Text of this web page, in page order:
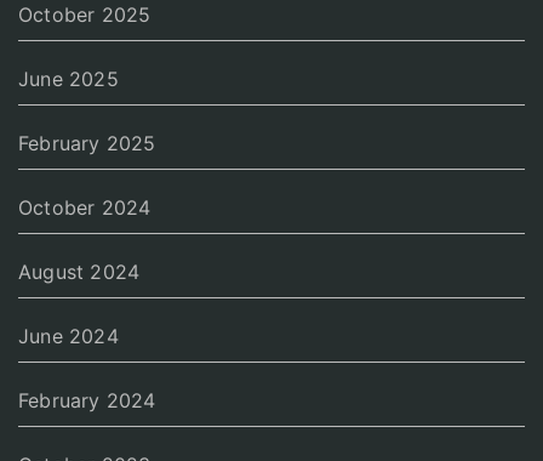
October 2025
June 2025
February 2025
October 2024
August 2024
June 2024
February 2024